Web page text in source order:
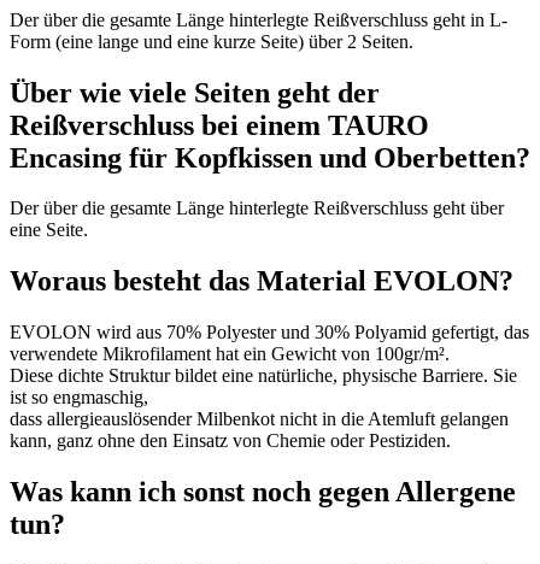
Der über die gesamte Länge hinterlegte Reißverschluss geht in L-
Form (eine lange und eine kurze Seite) über 2 Seiten.
Über wie viele Seiten geht der
Reißverschluss bei einem TAURO
Encasing für Kopfkissen und Oberbetten?
Der über die gesamte Länge hinterlegte Reißverschluss geht über
eine Seite.
Woraus besteht das Material EVOLON?
EVOLON wird aus 70% Polyester und 30% Polyamid gefertigt, das
verwendete Mikrofilament hat ein Gewicht von 100gr/m².
Diese dichte Struktur bildet eine natürliche, physische Barriere. Sie
ist so engmaschig,
dass allergieauslösender Milbenkot nicht in die Atemluft gelangen
kann, ganz ohne den Einsatz von Chemie oder Pestiziden.
Was kann ich sonst noch gegen Allergene
tun?